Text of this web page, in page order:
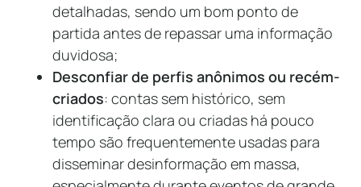
detalhadas, sendo um bom ponto de
partida antes de repassar uma informação
duvidosa;
Desconfiar de perfis anônimos ou recém-
criados: contas sem histórico, sem
identificação clara ou criadas há pouco
tempo são frequentemente usadas para
disseminar desinformação em massa,